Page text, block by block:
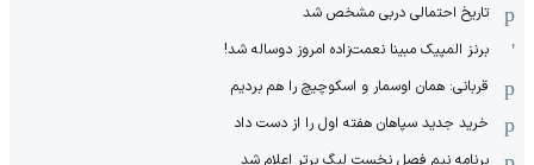
تاریخ احتمالی دربی مشخص شد
برنز المپیک مبینا نعمت‌زاده امروز دوساله شد!
قربانی: همان اوسمار و اسکوچیچ را هم بردیم
خرید جدید سپاهان هفته اول را از دست داد
برنامه نیم فصل نخست لیگ برتر اعلام شد